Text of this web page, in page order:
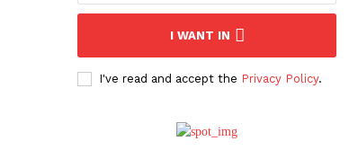
I WANT IN
I've read and accept the Privacy Policy.